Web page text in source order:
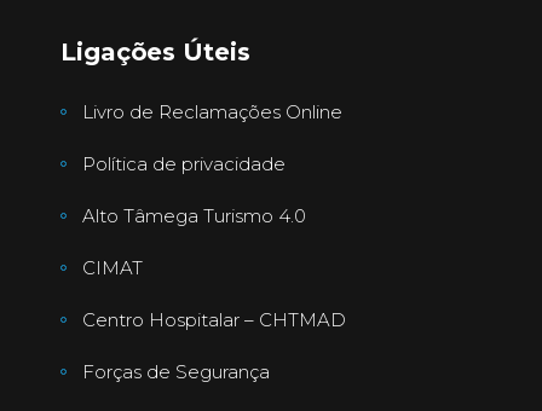
Ligações Úteis
Livro de Reclamações Online
Política de privacidade
Alto Tâmega Turismo 4.0
CIMAT
Centro Hospitalar – CHTMAD
Forças de Segurança